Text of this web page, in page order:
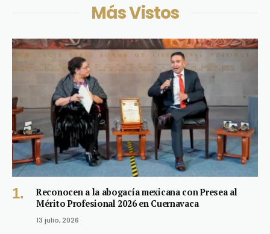
Más Vistos
Reconocen a la abogacía mexicana con Presea al
Mérito Profesional 2026 en Cuernavaca
13 julio, 2026